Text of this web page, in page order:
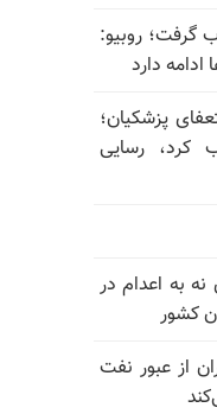
گرفت؛ روبیو:
دارد
پزشکیان؛
کرد، رسایی
نه به اعدام در
از عبور نفت